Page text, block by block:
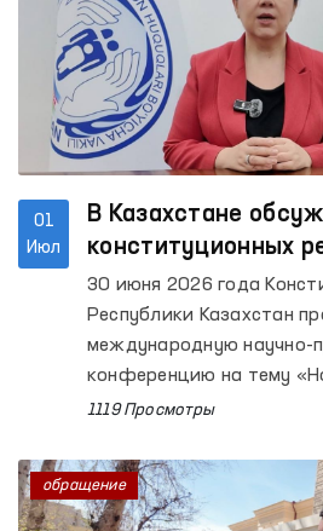
01
Июл
В Казахстане
конституционных
обеспечении прав
30 июня 2026 года
Республики Казахстан
международную научно-
конференцию на тему
институциональная и
1119 Просмотры
обращение